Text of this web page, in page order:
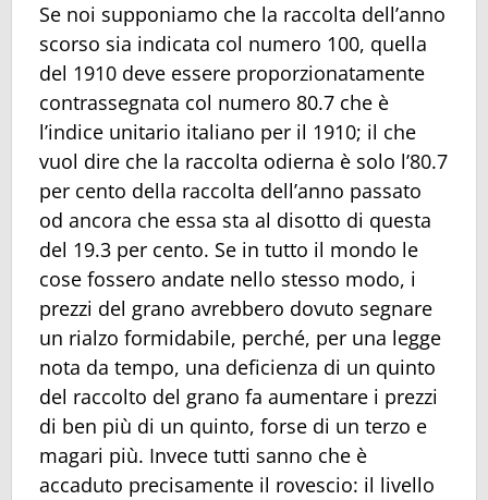
Se noi supponiamo che la raccolta dell’anno
scorso sia indicata col numero 100, quella
del 1910 deve essere proporzionatamente
contrassegnata col numero 80.7 che è
l’indice unitario italiano per il 1910; il che
vuol dire che la raccolta odierna è solo l’80.7
per cento della raccolta dell’anno passato
od ancora che essa sta al disotto di questa
del 19.3 per cento. Se in tutto il mondo le
cose fossero andate nello stesso modo, i
prezzi del grano avrebbero dovuto segnare
un rialzo formidabile, perché, per una legge
nota da tempo, una deficienza di un quinto
del raccolto del grano fa aumentare i prezzi
di ben più di un quinto, forse di un terzo e
magari più. Invece tutti sanno che è
accaduto precisamente il rovescio: il livello